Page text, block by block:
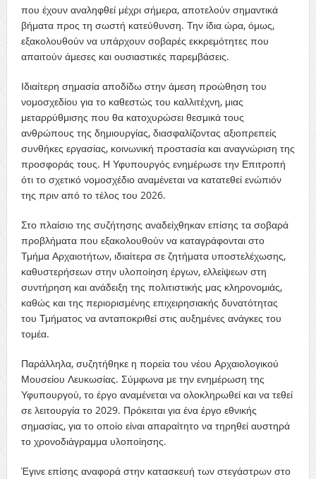
που έχουν αναληφθεί μέχρι σήμερα, αποτελούν σημαντικά
βήματα προς τη σωστή κατεύθυνση. Την ίδια ώρα, όμως,
εξακολουθούν να υπάρχουν σοβαρές εκκρεμότητες που
απαιτούν άμεσες και ουσιαστικές παρεμβάσεις.
Ιδιαίτερη σημασία αποδίδω στην άμεση προώθηση του
νομοσχεδίου για το καθεστώς του καλλιτέχνη, μιας
μεταρρύθμισης που θα κατοχυρώσει θεσμικά τους
ανθρώπους της δημιουργίας, διασφαλίζοντας αξιοπρεπείς
συνθήκες εργασίας, κοινωνική προστασία και αναγνώριση της
προσφοράς τους. Η Υφυπουργός ενημέρωσε την Επιτροπή
ότι το σχετικό νομοσχέδιο αναμένεται να κατατεθεί ενώπιόν
της πριν από το τέλος του 2026.
Στο πλαίσιο της συζήτησης αναδείχθηκαν επίσης τα σοβαρά
προβλήματα που εξακολουθούν να καταγράφονται στο
Τμήμα Αρχαιοτήτων, ιδιαίτερα σε ζητήματα υποστελέχωσης,
καθυστερήσεων στην υλοποίηση έργων, ελλείψεων στη
συντήρηση και ανάδειξη της πολιτιστικής μας κληρονομιάς,
καθώς και της περιορισμένης επιχειρησιακής δυνατότητας
του Τμήματος να ανταποκριθεί στις αυξημένες ανάγκες του
τομέα.
Παράλληλα, συζητήθηκε η πορεία του νέου Αρχαιολογικού
Μουσείου Λευκωσίας. Σύμφωνα με την ενημέρωση της
Υφυπουργού, το έργο αναμένεται να ολοκληρωθεί και να τεθεί
σε λειτουργία το 2029. Πρόκειται για ένα έργο εθνικής
σημασίας, για το οποίο είναι απαραίτητο να τηρηθεί αυστηρά
το χρονοδιάγραμμα υλοποίησης.
Έγινε επίσης αναφορά στην κατασκευή των στεγάστρων στο